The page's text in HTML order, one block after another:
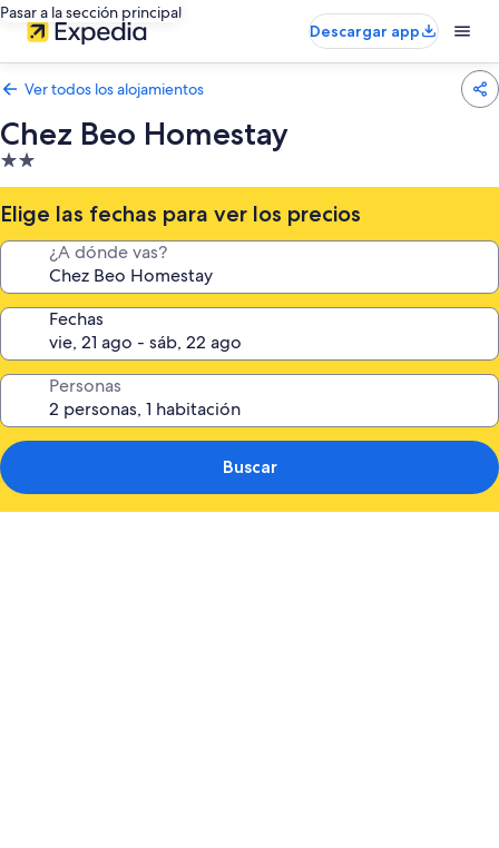
Pasar a la sección principal
Descargar app
Ver todos los alojamientos
Chez Beo Homestay
Alojamiento
de
2.0 estrellas
Elige las fechas para ver los precios
¿A dónde vas?
Fechas
Personas
Buscar